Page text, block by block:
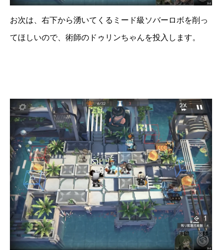
お次は、右下から湧いてくるミード級ソバーロボを削っ
てほしいので、術師のドゥリンちゃんを投入します。